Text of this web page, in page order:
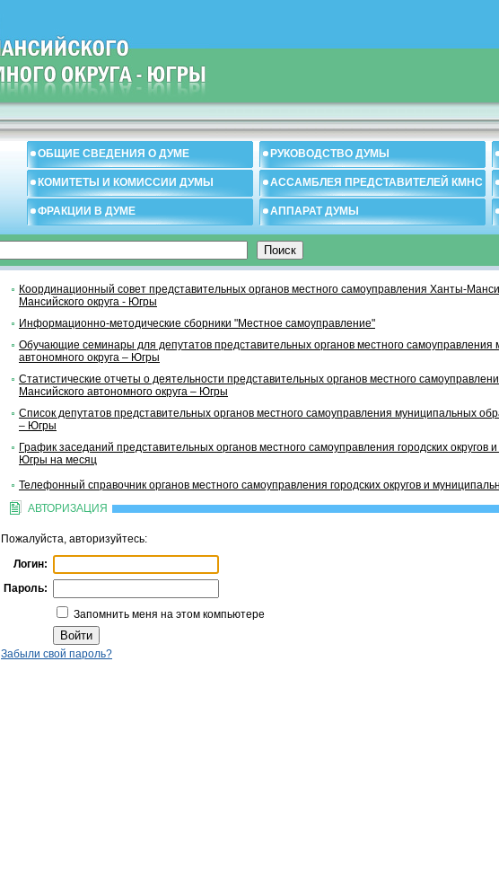
ОБЩИЕ СВЕДЕНИЯ О ДУМЕ РУКОВОДСТВО ДУМЫ
КОМИТЕТЫ И КОМИССИИ ДУМЫ АССАМБЛЕЯ ПРЕДСТАВИТЕЛЕЙ КМНС
ФРАКЦИИ В ДУМЕ АППАРАТ ДУМЫ
Координационный совет представительных органов местного самоуправления Ханты-
Мансийского округа - Югры
Информационно-методические сборники "Местное самоуправление"
Обучающие семинары для депутатов представительных органов местного
автономного округа – Югры
Статистические отчеты о деятельности представительных органов местного
Мансийского автономного округа – Югры
Список депутатов представительных органов местного самоуправления муниципальных
– Югры
График заседаний представительных органов местного самоуправления городских округов
Югры на месяц
Телефонный справочник органов местного самоуправления городских округов и
АВТОРИЗАЦИЯ
Пожалуйста, авторизуйтесь:
Логин:
Пароль:
Запомнить меня на этом компьютере
Забыли свой пароль?